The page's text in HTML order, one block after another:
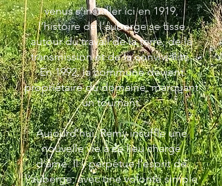
venus s’installer ici en 1919,
l’histoire de l’auberge se tisse
autour du travail de la terre, de la
transmission et de la convivialité.
En 1992, la commune devient
propriétaire du domaine, marquant
un tournant.
Aujourd’hui, Rémy insuffle une
nouvelle vie à ce lieu chargé
d’âme. Il y perpétue l’esprit de
l’auberge, avec une volonté simple